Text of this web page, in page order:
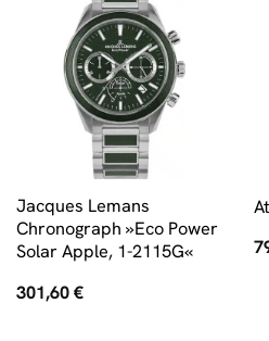
Jacques Lemans
Chronograph »Eco Power
Solar Apple, 1-2115G«
301,60€